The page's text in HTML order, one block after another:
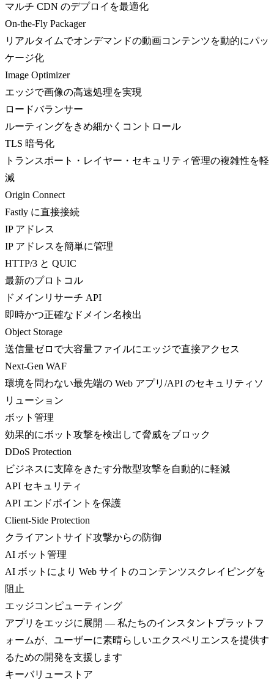
マルチ CDN のデプロイを最適化
On-the-Fly Packager
リアルタイムでオンデマンドの動画コンテンツを動的にパッ
ケージ化
Image Optimizer
エッジで画像の高速処理を実現
ロードバランサー
ルーティングをきめ細かくコントロール
TLS 暗号化
トランスポート・レイヤー・セキュリティ管理の複雑性を軽
減
Origin Connect
Fastly に直接接続
IP アドレス
IP アドレスを簡単に管理
HTTP/3 と QUIC
最新のプロトコル
ドメインリサーチ API
即時かつ正確なドメイン名検出
Object Storage
送信量ゼロで大容量ファイルにエッジで直接アクセス
Next-Gen WAF
環境を問わない最先端の Web アプリ/API のセキュリティソ
リューション
ボット管理
効果的にボット攻撃を検出して脅威をブロック
DDoS Protection
ビジネスに支障をきたす分散型攻撃を自動的に軽減
API セキュリティ
API エンドポイントを保護
Client-Side Protection
クライアントサイド攻撃からの防御
AI ボット管理
AI ボットにより Web サイトのコンテンツスクレイピングを
阻止
エッジコンピューティング
アプリをエッジに展開 — 私たちのインスタントプラットフ
ォームが、ユーザーに素晴らしいエクスペリエンスを提供す
るための開発を支援します
キーバリューストア